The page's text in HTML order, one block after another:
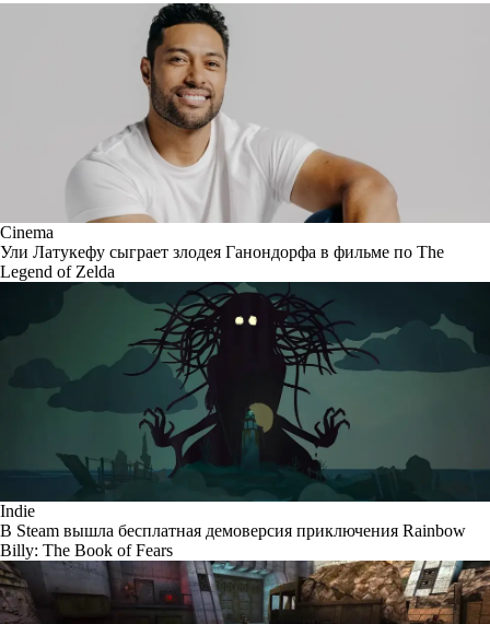
Cinema
Ули Латукефу сыграет злодея Ганондорфа в фильме по The
Legend of Zelda
Indie
В Steam вышла бесплатная демоверсия приключения Rainbow
Billy: The Book of Fears